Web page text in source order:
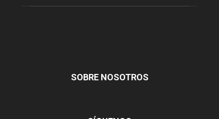
SOBRE NOSOTROS